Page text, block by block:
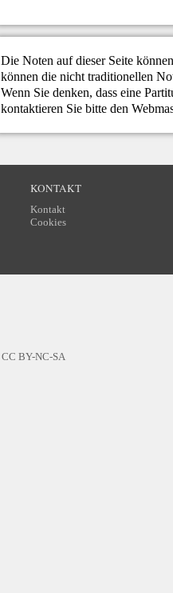
Die Noten auf dieser Seite
können die nicht traditionellen
Wenn Sie denken, dass eine
kontaktieren Sie bitte den
KONTAKT
Kontakt
Cookies
CC BY-NC-SA